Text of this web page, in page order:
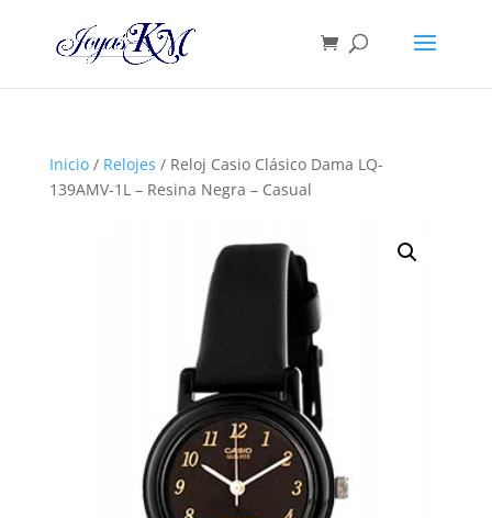
Inicio/ Relojes / Reloj Casio Clásico Dama LQ-
139AMV-1L – Resina Negra – Casual